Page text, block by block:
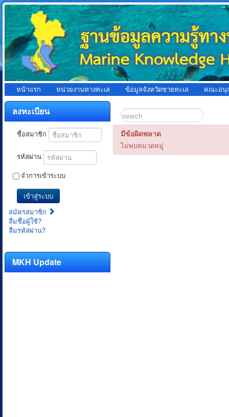
หน้าแรก หน่วยงานทางทะเล ข้อมูลจังหวัดชายทะเล คณะอนุ
ลงทะเบียน
ชื่อสมาชิก
รหัสผ่าน
จำการเข้าระบบ
เข้าสู่ระบบ
สมัครสมาชิก
ลืมชื่อผู้ใช้?
ลืมรหัสผ่าน?
MKH Update
มีข้อผิดพลาด
ไม่พบหมวดหมู่